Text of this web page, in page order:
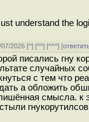
understand the
2026 [^] [^^] [^^^] [
писались гну
случайных
с тем что
а обложить
смысла. к